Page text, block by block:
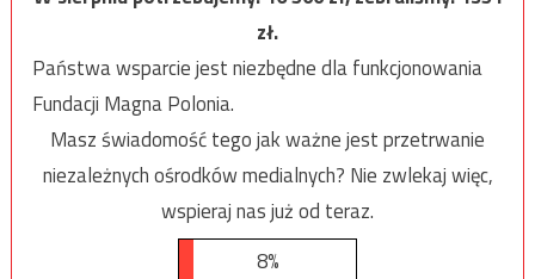
zł.
Państwa wsparcie jest niezbędne dla funkcjonowania
Fundacji Magna Polonia.
Masz świadomość tego jak ważne jest przetrwanie
niezależnych ośrodków medialnych? Nie zwlekaj więc,
wspieraj nas już od teraz.
8%